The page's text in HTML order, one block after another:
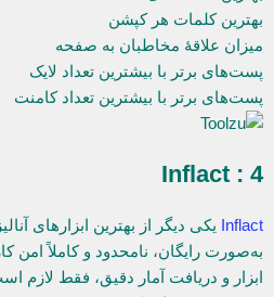
بهترین کلمات هر کپشن
میزان علاقۀ مخاطبان به صفحه
پست‌های برتر با بیشترین تعداد لایک
پست‌های برتر با بیشترین تعداد کامنت
4 : Inflact
Inflact یکی دیگر از بهترین ابزارهای
به‌صورت رایگان، نامحدود و کاملاً امن
ابزار و دریافت آمار دقیق، فقط لازم